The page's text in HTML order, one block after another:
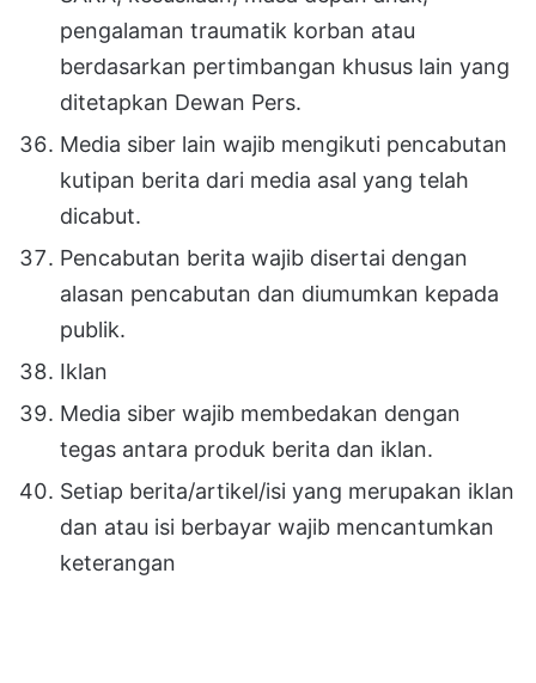
pengalaman traumatik korban atau
berdasarkan pertimbangan khusus lain yang
ditetapkan Dewan Pers.
Media siber lain wajib mengikuti pencabutan
kutipan berita dari media asal yang telah
dicabut.
Pencabutan berita wajib disertai dengan
alasan pencabutan dan diumumkan kepada
publik.
Iklan
Media siber wajib membedakan dengan
tegas antara produk berita dan iklan.
Setiap berita/artikel/isi yang merupakan iklan
dan atau isi berbayar wajib mencantumkan
keterangan